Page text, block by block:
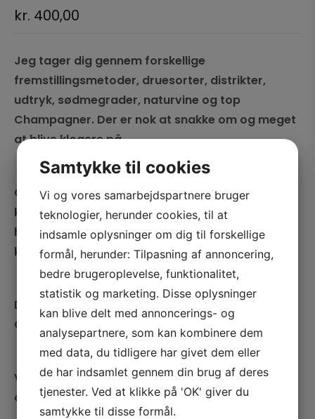
kr. 400,00
Jeg tager dig gennem forskellige
fremstillingsmetoder, druesorter, distrikter,
udtryk, sødmegrader, naturvine og top
Champagner. Der er nok at snakke om og meget
at blive klogere på.
Champagne er forbundet med luksus. Mange har
kopieret metoden med stor succes, men ingen
har formået at overgå de store franske
klassikere.
Du vil komme til at smage Cava, Pet Nat,
Crémant og selvfølgelig 4 Champagner.
Vi smager vinene fra kl. 12-15 og du kan købe
dejlig frokost undervejs.
Samtykke til cookies
Vi og vores samarbejdspartnere bruger
teknologier, herunder cookies, til at
indsamle oplysninger om dig til forskellige
formål, herunder: Tilpasning af annoncering,
bedre brugeroplevelse, funktionalitet,
statistik og marketing. Disse oplysninger
kan blive delt med annoncerings- og
analysepartnere, som kan kombinere dem
med data, du tidligere har givet dem eller
de har indsamlet gennem din brug af deres
tjenester. Ved at klikke på 'OK' giver du
samtykke til disse formål.